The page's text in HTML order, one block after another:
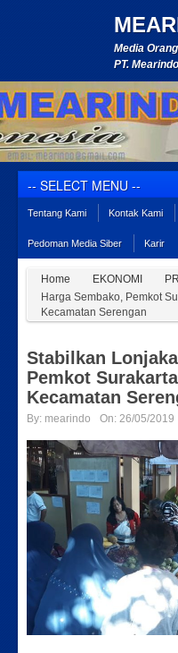
Media
PT.
Tentang Kami Kontak Kami
Pedoman Media Siber Karir
Home EKONOMI
Harga Sembako, Pemkot
Kecamatan Serengan
Stabilkan
Pemkot
Kecamatan
By: mearindo On: 26/05/2019